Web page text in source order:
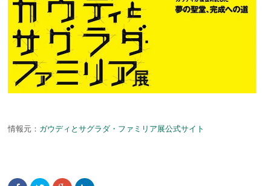
情報元： ガウディとサグラダ・ファミリア展公式サイト